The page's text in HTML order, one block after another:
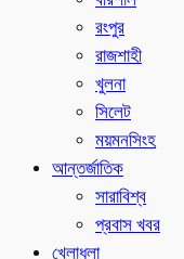
রংপুর
রাজশাহী
খুলনা
সিলেট
ময়মনসিংহ
আন্তর্জাতিক
সারাবিশ্ব
প্রবাস খবর
খেলাধুলা